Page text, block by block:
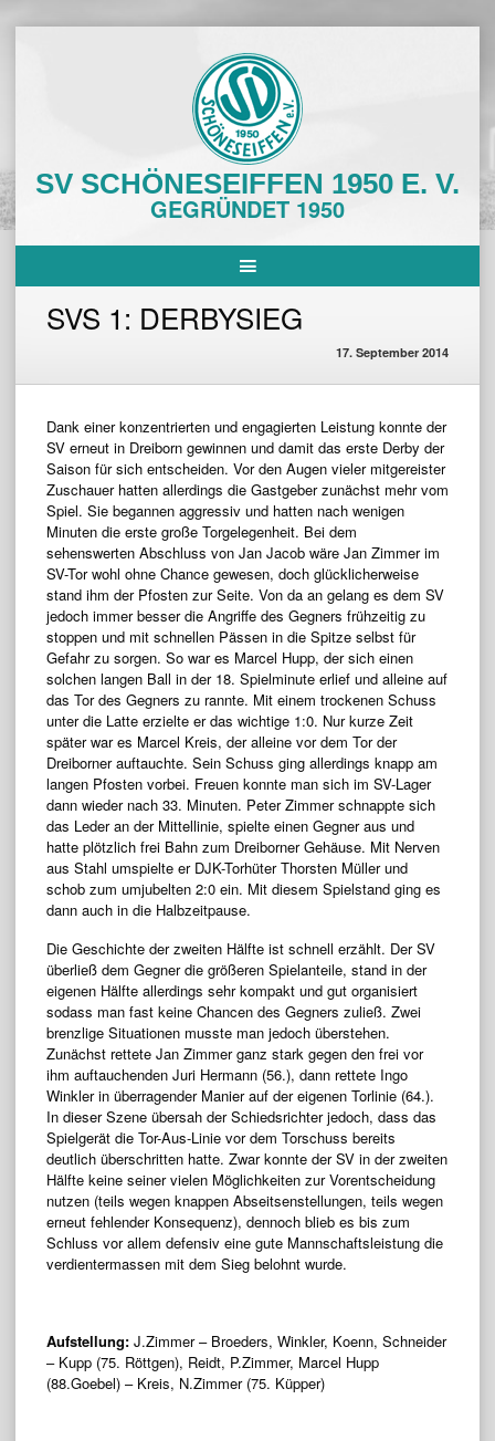
SV SCHÖNESEIFFEN 1950 E. V.
GEGRÜNDET 1950
SVS 1: DERBYSIEG
17. September 2014
Dank einer konzentrierten und engagierten Leistung konnte der
SV erneut in Dreiborn gewinnen und damit das erste Derby der
Saison für sich entscheiden. Vor den Augen vieler mitgereister
Zuschauer hatten allerdings die Gastgeber zunächst mehr vom
Spiel. Sie begannen aggressiv und hatten nach wenigen
Minuten die erste große Torgelegenheit. Bei dem
sehenswerten Abschluss von Jan Jacob wäre Jan Zimmer im
SV-Tor wohl ohne Chance gewesen, doch glücklicherweise
stand ihm der Pfosten zur Seite. Von da an gelang es dem SV
jedoch immer besser die Angriffe des Gegners frühzeitig zu
stoppen und mit schnellen Pässen in die Spitze selbst für
Gefahr zu sorgen. So war es Marcel Hupp, der sich einen
solchen langen Ball in der 18. Spielminute erlief und alleine auf
das Tor des Gegners zu rannte. Mit einem trockenen Schuss
unter die Latte erzielte er das wichtige 1:0. Nur kurze Zeit
später war es Marcel Kreis, der alleine vor dem Tor der
Dreiborner auftauchte. Sein Schuss ging allerdings knapp am
langen Pfosten vorbei. Freuen konnte man sich im SV-Lager
dann wieder nach 33. Minuten. Peter Zimmer schnappte sich
das Leder an der Mittellinie, spielte einen Gegner aus und
hatte plötzlich frei Bahn zum Dreiborner Gehäuse. Mit Nerven
aus Stahl umspielte er DJK-Torhüter Thorsten Müller und
schob zum umjubelten 2:0 ein. Mit diesem Spielstand ging es
dann auch in die Halbzeitpause.
Die Geschichte der zweiten Hälfte ist schnell erzählt. Der SV
überließ dem Gegner die größeren Spielanteile, stand in der
eigenen Hälfte allerdings sehr kompakt und gut organisiert
sodass man fast keine Chancen des Gegners zuließ. Zwei
brenzlige Situationen musste man jedoch überstehen.
Zunächst rettete Jan Zimmer ganz stark gegen den frei vor
ihm auftauchenden Juri Hermann (56.), dann rettete Ingo
Winkler in überragender Manier auf der eigenen Torlinie (64.).
In dieser Szene übersah der Schiedsrichter jedoch, dass das
Spielgerät die Tor-Aus-Linie vor dem Torschuss bereits
deutlich überschritten hatte. Zwar konnte der SV in der zweiten
Hälfte keine seiner vielen Möglichkeiten zur Vorentscheidung
nutzen (teils wegen knappen Abseitsenstellungen, teils wegen
erneut fehlender Konsequenz), dennoch blieb es bis zum
Schluss vor allem defensiv eine gute Mannschaftsleistung die
verdientermassen mit dem Sieg belohnt wurde.
Aufstellung: J.Zimmer – Broeders, Winkler, Koenn, Schneider
– Kupp (75. Röttgen), Reidt, P.Zimmer, Marcel Hupp
(88.Goebel) – Kreis, N.Zimmer (75. Küpper)